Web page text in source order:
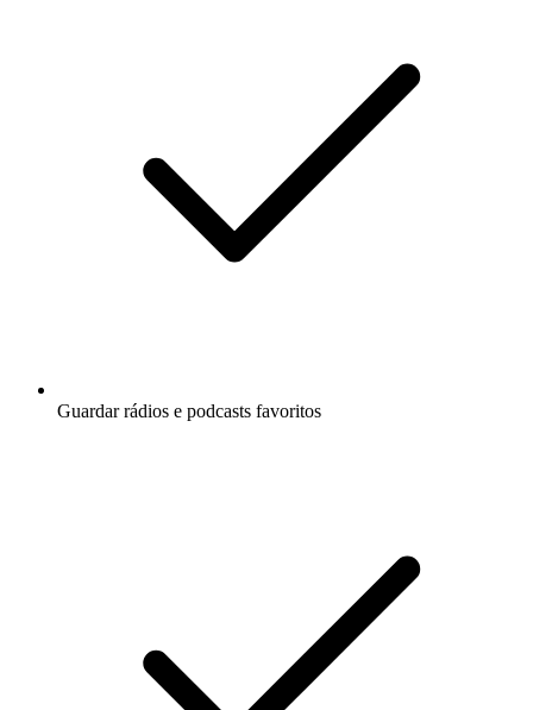
Guardar rádios e podcasts favoritos